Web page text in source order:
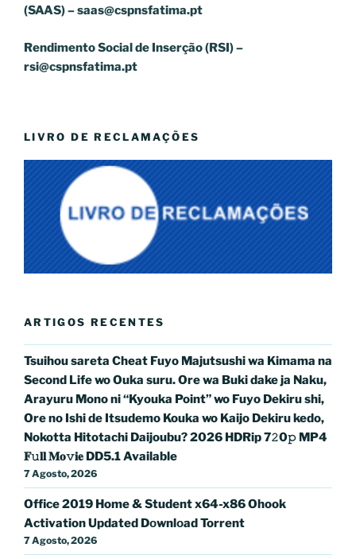
(SAAS) –saas@cspnsfatima.pt
Rendimento Social de Inserção (RSI) –
rsi@cspnsfatima.pt
LIVRO DE RECLAMAÇÕES
ARTIGOS RECENTES
Tsuihou sareta Cheat Fuyo Majutsushi wa Kimama na
Second Life wo Ouka suru. Ore wa Buki dake ja Naku,
Arayuru Mono ni “Kyouka Point” wo Fuyo Dekiru shi,
Ore no Ishi de Itsudemo Kouka wo Kaijo Dekiru kedo,
Nokotta Hitotachi Daijoubu? 2026 HDRip 7𝟸0𝚙 MP4
𝐅𝚞𝐥𝐥 𝐌𝐨𝚟𝐢𝐞 DD5.1 Available
7 Agosto, 2026
Office 2019 Home & Student x64-x86 Ohook
Activation Updated Dоwnlоad Torrent
7 Agosto, 2026